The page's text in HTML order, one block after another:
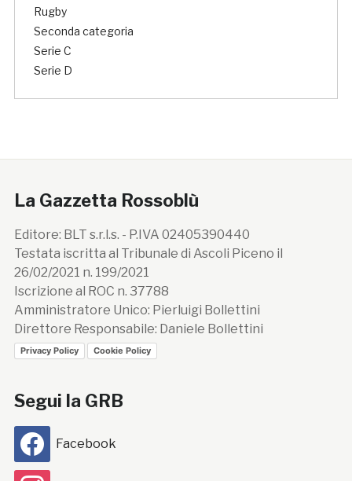
Rugby
Seconda categoria
Serie C
Serie D
La Gazzetta Rossoblù
Editore: BLT s.r.l.s. - P.IVA 02405390440
Testata iscritta al Tribunale di Ascoli Piceno il
26/02/2021 n. 199/2021
Iscrizione al ROC n. 37788
Amministratore Unico: Pierluigi Bollettini
Direttore Responsabile: Daniele Bollettini
Privacy Policy Cookie Policy
Segui la GRB
Facebook